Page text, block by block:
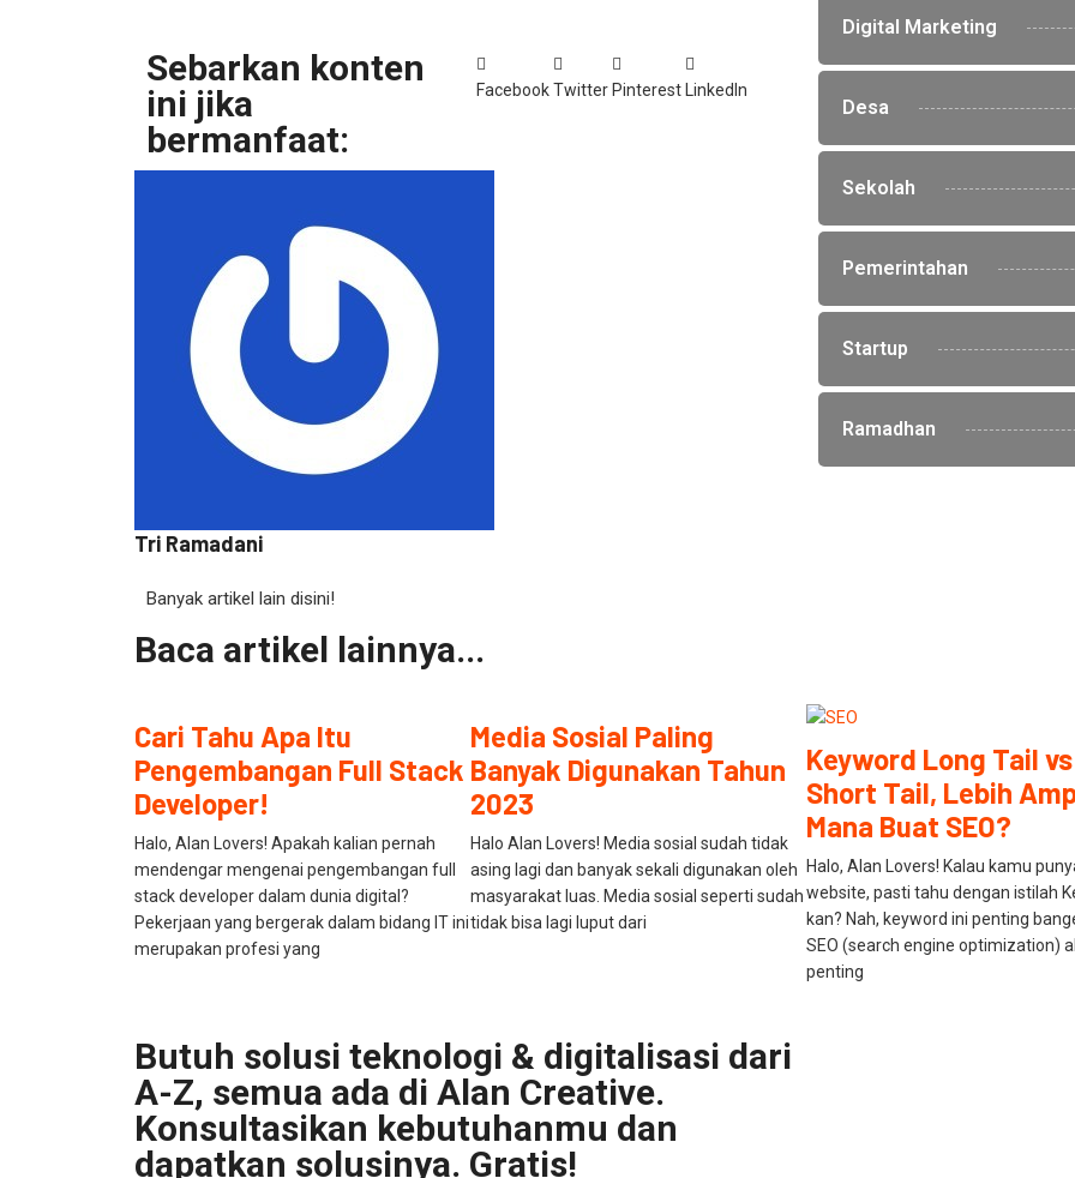
Sebarkan konten
ini jika
bermanfaat:
FacebookTwitter Pinterest LinkedIn
Tri Ramadani
Digital Marketing
Desa
Sekolah
Pemerintahan
Startup
Ramadhan
Banyak artikel lain disini!
Baca artikel lainnya...
Cari Tahu Apa Itu
Pengembangan Full Stack
Developer!
Halo, Alan Lovers! Apakah kalian pernah
mendengar mengenai pengembangan full
stack developer dalam dunia digital?
Pekerjaan yang bergerak dalam bidang IT ini
merupakan profesi yang
Media Sosial Paling
Banyak Digunakan Tahun
2023
Halo Alan Lovers! Media sosial sudah tidak
asing lagi dan banyak sekali digunakan oleh
masyarakat luas. Media sosial seperti sudah
tidak bisa lagi luput dari
Keyword Long Tail vs
Short Tail, Lebih
Mana Buat SEO?
Halo, Alan Lovers! Kalau kamu
website, pasti tahu dengan istilah
kan? Nah, keyword ini penting
SEO (search engine optimization)
penting
Butuh solusi teknologi & digitalisasi dari
A-Z, semua ada di Alan Creative.
Konsultasikan kebutuhanmu dan
dapatkan solusinya. Gratis!